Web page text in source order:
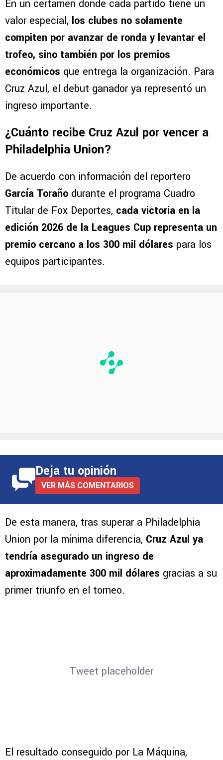
En un certamen donde cada partido tiene un
valor especial, los clubes no solamente
compiten por avanzar de ronda y levantar el
trofeo, sino también por los premios
económicos que entrega la organización. Para
Cruz Azul, el debut ganador ya representó un
ingreso importante.
¿Cuánto recibe Cruz Azul por vencer a
Philadelphia Union?
De acuerdo con información del reportero
García Toraño durante el programa Cuadro
Titular de Fox Deportes, cada victoria en la
edición 2026 de la Leagues Cup representa un
premio cercano a los 300 mil dólares para los
equipos participantes.
Deja tu opinión
VER MÁS COMENTARIOS
De esta manera, tras superar a Philadelphia
Union por la mínima diferencia, Cruz Azul ya
tendría asegurado un ingreso de
aproximadamente 300 mil dólares gracias a su
primer triunfo en el torneo.
Tweet placeholder
El resultado conseguido por La Máquina,